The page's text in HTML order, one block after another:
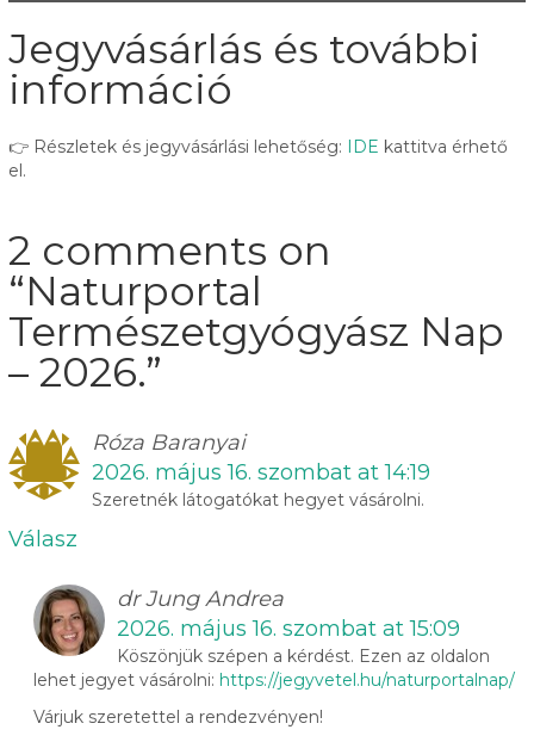
Jegyvásárlás és további
információ
👉 Részletek és jegyvásárlási lehetőség: IDE kattitva érhető
el.
2 comments on
“Naturportal
Természetgyógyász Nap
– 2026.”
Róza Baranyai
2026. május 16. szombat at 14:19
Szeretnék látogatókat hegyet vásárolni.
Válasz
dr Jung Andrea
2026. május 16. szombat at 15:09
Köszönjük szépen a kérdést. Ezen az oldalon
lehet jegyet vásárolni: https://jegyvetel.hu/naturportalnap/
Várjuk szeretettel a rendezvényen!